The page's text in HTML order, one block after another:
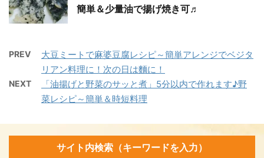
簡単＆少量油で揚げ焼き可♬
PREV
大豆ミートで麻婆豆腐レシピ～簡単アレンジでベジタ
リアン料理に！次の日は麵に！
NEXT
「油揚げと野菜のサッと煮」5分以内で作れます♪野
菜レシピ～簡単＆時短料理
サイト内検索（キーワードを入力）